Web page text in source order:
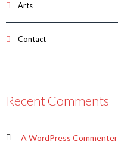
Arts
Contact
Recent Comments
A WordPress Commenter